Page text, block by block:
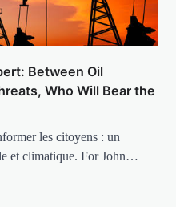
Between Oil
Who Will Bear the
les citoyens : un
et climatique. For John…